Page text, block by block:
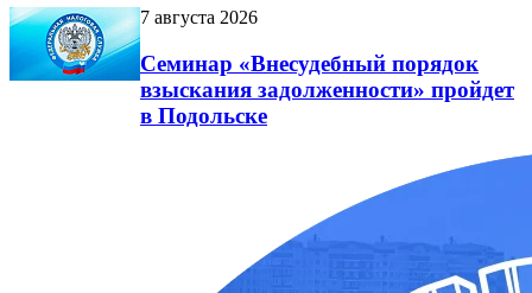
7 августа 2026
Семинар «Внесудебный порядок
взыскания задолженности» пройдет
в Подольске